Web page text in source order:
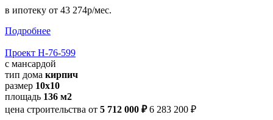
в ипотеку от 43 274р/мес.
Подробнее
Проект Н-76-599
с мансардой
тип дома кирпич
размер 10х10
площадь 136 м2
цена строительства от 5 712 000 ₽ 6 283 200 ₽